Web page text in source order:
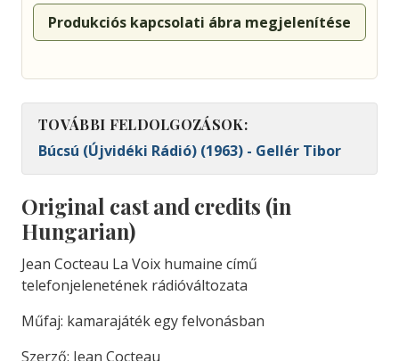
Produkciós kapcsolati ábra megjelenítése
TOVÁBBI FELDOLGOZÁSOK:
Búcsú (Újvidéki Rádió) (1963) - Gellér Tibor
Original cast and credits (in
Hungarian)
Jean Cocteau La Voix humaine című
telefonjelenetének rádióváltozata
Műfaj: kamarajáték egy felvonásban
Szerző: Jean Cocteau